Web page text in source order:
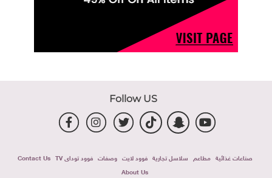
Follow US
صناعات غذائية مطاعم سلاسل تجارية فوود لايت وصفات فوود توداى TV
Contact Us
About Us